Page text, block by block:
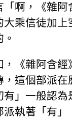
「啊，《雜阿
大乘信徒加上
《雜阿含經
，這個部派在
」一般認為
執著「有」